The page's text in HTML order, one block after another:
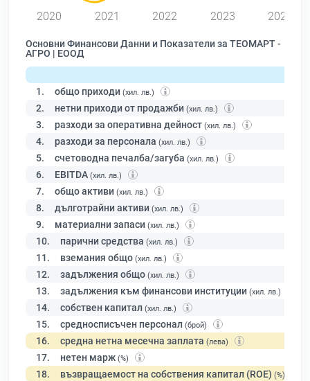
2020 2021 2022 2023 2024
Основни Финансови Данни и Показатели за ТЕОМАРТ -
АГРО | ЕООД
1. общо приходи (хил. лв.)
2. нетни приходи от продажби (хил. лв.)
3. разходи за оперативна дейност (хил. лв.)
4. разходи за персонала (хил. лв.)
5. счетоводна печалба/загуба (хил. лв.)
6. EBITDA (хил. лв.)
7. общо активи (хил. лв.)
8. дълготрайни активи (хил. лв.)
9. материални запаси (хил. лв.)
10. парични средства (хил. лв.)
11. вземания общо (хил. лв.)
12. задължения общо (хил. лв.)
13. задължения към финансови институции (хил. лв.)
14. собствен капитал (хил. лв.)
15. средносписъчен персонал (брой)
16. средна нетна месечна заплата (лева)
17. нетен марж (%)
18. възвращаемост на собствения капитал (ROE) (%)